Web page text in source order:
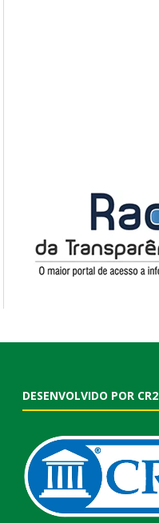
DESENVOLVIDO POR CR2